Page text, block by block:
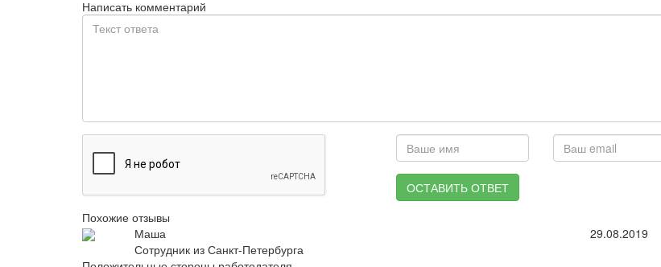
Написать комментарий
ОСТАВИТЬ ОТВЕТ
Похожие отзывы
Маша
Сотрудник из Санкт-Петербурга
29.08.2019